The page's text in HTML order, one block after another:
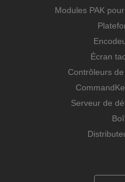
Modules PAK
Écran
Contrôleurs
Serveur de